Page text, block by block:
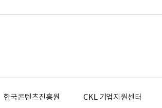
한국콘텐츠진흥원 CKL 기업지원센터